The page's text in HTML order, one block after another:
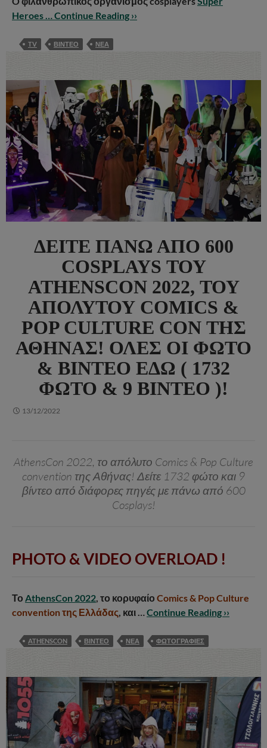
Heroes …Continue Reading ››
TV ΒΙΝΤΕΟ ΝΕΑ
ΔΕΊΤΕ ΠΆΝΩ ΑΠΌ 600
COSPLAYS ΤΟΥ
ATHENSCON 2022, ΤΟΥ
ΑΠΌΛΥΤΟΥ COMICS &
POP CULTURE CON ΤΗΣ
ΑΘΉΝΑΣ! ΌΛΕΣ ΟΙ ΦΏΤΟ
& ΒΊΝΤΕΟ ΕΔΏ ( 1732
ΦΏΤΟ & 9 ΒΊΝΤΕΟ )!
13/12/2022
AthensCon 2022, το απόλυτο Comics & Pop Culture
convention της Αθήνας! Δείτε 1732 φώτο και 9
βίντεο από διάφορες πηγές με πάνω από 600
Cosplays!
PHOTO & VIDEO OVERLOAD !
Το AthensCon 2022, το κορυφαίο Comics & Pop Culture
convention της Ελλάδας, και …Continue Reading ››
ATHENSCON ΒΙΝΤΕΟ ΝΕΑ ΦΩΤΟΓΡΑΦΙΕΣ